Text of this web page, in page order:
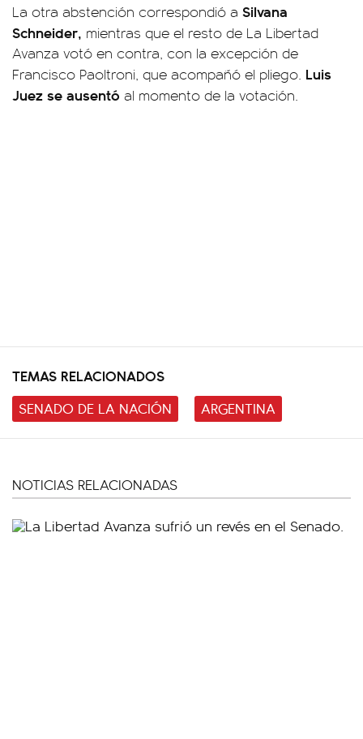
La otra abstención correspondió a Silvana
Schneider, mientras que el resto de La Libertad
Avanza votó en contra, con la excepción de
Francisco Paoltroni, que acompañó el pliego. Luis
Juez se ausentó al momento de la votación.
TEMAS RELACIONADOS
SENADO DE LA NACIÓN
ARGENTINA
NOTICIAS RELACIONADAS